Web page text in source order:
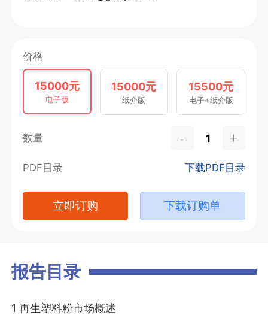
价格
15000元
电子版
15000元
纸介版
15500元
电子+纸介版
数量
PDF目录 下载PDF目录
立即订购 下载订购单
报告目录
1 再生塑料粉市场概述